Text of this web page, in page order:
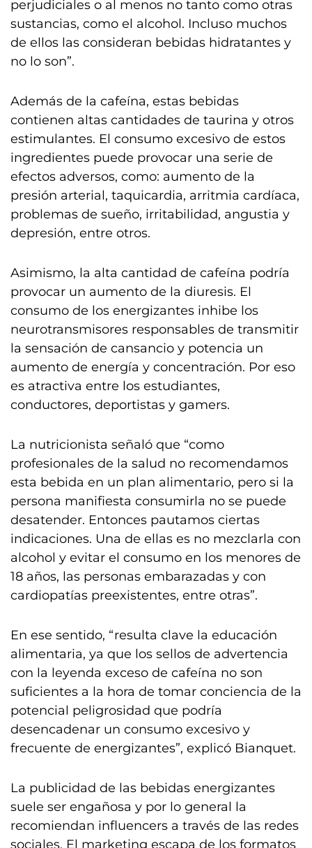
perjudiciales o al menos no tanto como otras
sustancias, como el alcohol. Incluso muchos
de ellos las consideran bebidas hidratantes y
no lo son”.
Además de la cafeína, estas bebidas
contienen altas cantidades de taurina y otros
estimulantes. El consumo excesivo de estos
ingredientes puede provocar una serie de
efectos adversos, como: aumento de la
presión arterial, taquicardia, arritmia cardíaca,
problemas de sueño, irritabilidad, angustia y
depresión, entre otros.
Asimismo, la alta cantidad de cafeína podría
provocar un aumento de la diuresis. El
consumo de los energizantes inhibe los
neurotransmisores responsables de transmitir
la sensación de cansancio y potencia un
aumento de energía y concentración. Por eso
es atractiva entre los estudiantes,
conductores, deportistas y gamers.
La nutricionista señaló que “como
profesionales de la salud no recomendamos
esta bebida en un plan alimentario, pero si la
persona manifiesta consumirla no se puede
desatender. Entonces pautamos ciertas
indicaciones. Una de ellas es no mezclarla con
alcohol y evitar el consumo en los menores de
18 años, las personas embarazadas y con
cardiopatías preexistentes, entre otras”.
En ese sentido, “resulta clave la educación
alimentaria, ya que los sellos de advertencia
con la leyenda exceso de cafeína no son
suficientes a la hora de tomar conciencia de la
potencial peligrosidad que podría
desencadenar un consumo excesivo y
frecuente de energizantes”, explicó Bianquet.
La publicidad de las bebidas energizantes
suele ser engañosa y por lo general la
recomiendan influencers a través de las redes
sociales. El marketing escapa de los formatos